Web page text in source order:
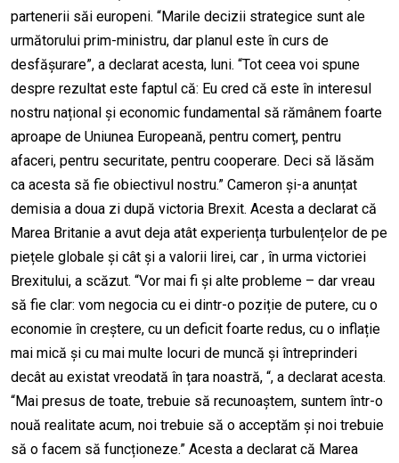
partenerii săi europeni. “Marile decizii strategice sunt ale
următorului prim-ministru, dar planul este în curs de
desfășurare”, a declarat acesta, luni. “Tot ceea voi spune
despre rezultat este faptul că: Eu cred că este în interesul
nostru național și economic fundamental să rămânem foarte
aproape de Uniunea Europeană, pentru comerț, pentru
afaceri, pentru securitate, pentru cooperare. Deci să lăsăm
ca acesta să fie obiectivul nostru.” Cameron și-a anunțat
demisia a doua zi după victoria Brexit. Acesta a declarat că
Marea Britanie a avut deja atât experiența turbulențelor de pe
piețele globale și cât și a valorii lirei, car , în urma victoriei
Brexitului, a scăzut. “Vor mai fi și alte probleme – dar vreau
să fie clar: vom negocia cu ei dintr-o poziție de putere, cu o
economie în creștere, cu un deficit foarte redus, cu o inflație
mai mică și cu mai multe locuri de muncă și întreprinderi
decât au existat vreodată în țara noastră, “, a declarat acesta.
“Mai presus de toate, trebuie să recunoaștem, suntem într-o
nouă realitate acum, noi trebuie să o acceptăm și noi trebuie
să o facem să funcționeze.” Acesta a declarat că Marea